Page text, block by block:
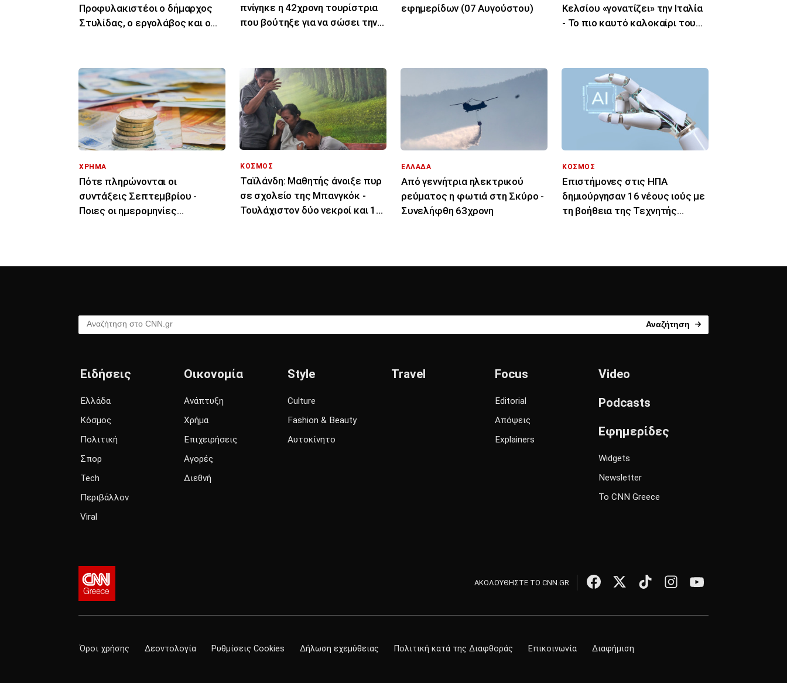
Προφυλακιστέοι ο δήμαρχος
Στυλίδας, ο εργολάβος και ο
πνίγηκε η 42χρονη τουρίστρια
που βούτηξε για να σώσει την
εφημερίδων (07 Αυγούστου)
Κελσίου «γονατίζει» την Ιταλία
- Το πιο καυτό καλοκαίρι του
ΧΡΗΜΑ
Πότε πληρώνονται οι
συντάξεις Σεπτεμβρίου -
Ποιες οι ημερομηνίες
ΚΟΣΜΟΣ
Ταϊλάνδη: Μαθητής άνοιξε πυρ
σε σχολείο της Μπανγκόκ -
Τουλάχιστον δύο νεκροί και 15
ΕΛΛΑΔΑ
Από γεννήτρια ηλεκτρικού
ρεύματος η φωτιά στη Σκύρο -
Συνελήφθη 63χρονη
ΚΟΣΜΟΣ
Επιστήμονες στις ΗΠΑ
δημιούργησαν 16 νέους ιούς με
τη βοήθεια της Τεχνητής
Αναζήτηση στο CNN.gr Αναζήτηση
Ειδήσεις
Ελλάδα
Κόσμος
Πολιτική
Σπορ
Tech
Περιβάλλον
Viral
Οικονομία
Ανάπτυξη
Χρήμα
Επιχειρήσεις
Αγορές
Διεθνή
Style
Culture
Fashion & Beauty
Αυτοκίνητο
Travel Focus
Editorial
Απόψεις
Explainers
Video
Podcasts
Εφημερίδες
Widgets
Newsletter
Το CNN Greece
ΑΚΟΛΟΥΘΗΣΤΕ ΤΟ CNN.GR
Όροι χρήσης Δεοντολογία Ρυθμίσεις Cookies Δήλωση εχεμύθειας Πολιτική κατά της Διαφθοράς Επικοινωνία Διαφήμιση